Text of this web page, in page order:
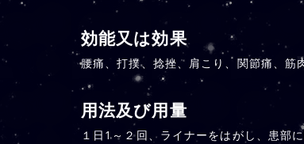
効能又は効果
腰痛、打撲、捻挫、肩こり、関節痛、筋
用法及び用量
１日1～２回、ライナーをはがし、患部